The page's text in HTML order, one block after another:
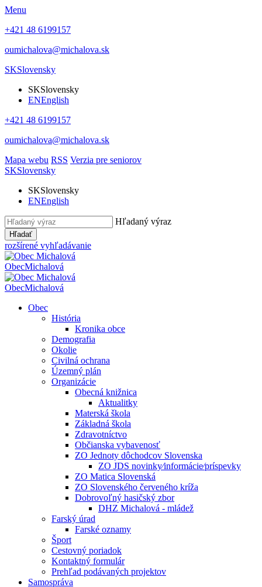
Menu
+421 48 6199157
oumichalova@michalova.sk
SKSlovensky
SKSlovensky
ENEnglish
+421 48 6199157
oumichalova@michalova.sk
Mapa webu RSS Verzia pre seniorov
SKSlovensky
SKSlovensky
ENEnglish
Hľadaný výraz
Hľadať
rozšírené vyhľadávanie
ObecMichalová
ObecMichalová
Obec
História
Kronika obce
Demografia
Okolie
Civilná ochrana
Územný plán
Organizácie
Obecná knižnica
Aktualitky
Materská škola
Základná škola
Zdravotníctvo
Občianska vybavenosť
ZO Jednoty dôchodcov Slovenska
ZO JDS novinky⁄informácie⁄príspevky
ZO Matica Slovenská
ZO Slovenského červeného kríža
Dobrovoľný hasičský zbor
DHZ Michalová - mládež
Farský úrad
Farské oznamy
Šport
Cestovný poriadok
Kontaktný formulár
Prehľad podávaných projektov
Samospráva